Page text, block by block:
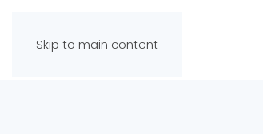
Skip to main content